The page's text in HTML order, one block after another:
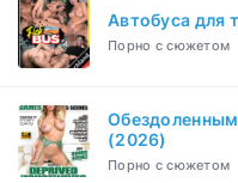
Бисексуалка
Сутенёры (2023)
1 сезон
Автобуса для
Порно с сюжетом
(2026)
Порно с сюжетом